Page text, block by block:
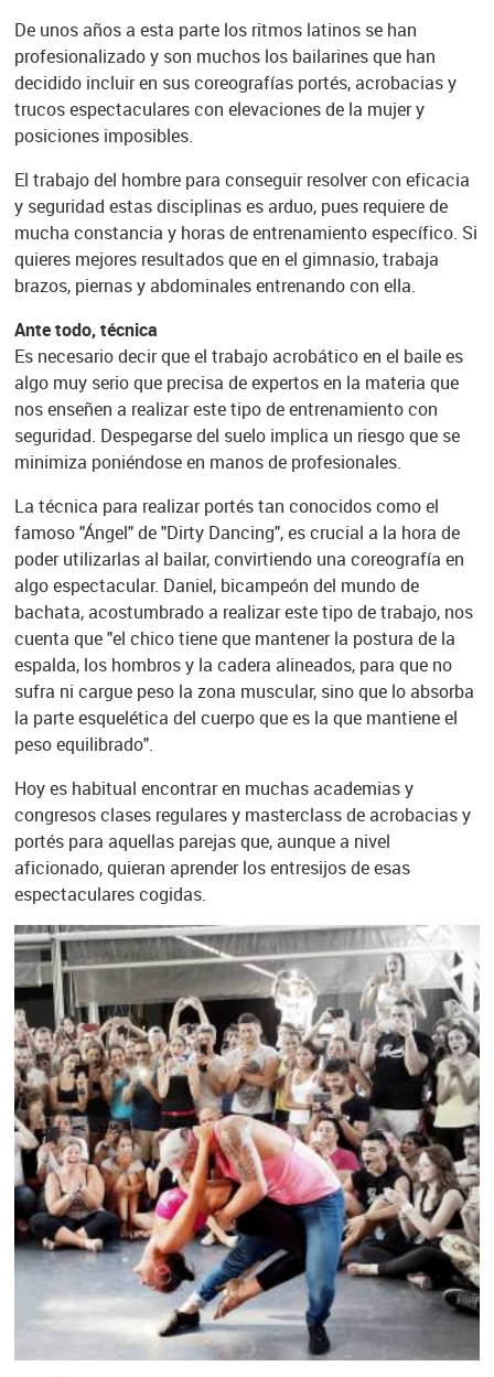
De unos años a esta parte los ritmos latinos se han
profesionalizado y son muchos los bailarines que han
decidido incluir en sus coreografías portés, acrobacias y
trucos espectaculares con elevaciones de la mujer y
posiciones imposibles.
El trabajo del hombre para conseguir resolver con eficacia
y seguridad estas disciplinas es arduo, pues requiere de
mucha constancia y horas de entrenamiento específico. Si
quieres mejores resultados que en el gimnasio, trabaja
brazos, piernas y abdominales entrenando con ella.
Ante todo, técnica
Es necesario decir que el trabajo acrobático en el baile es
algo muy serio que precisa de expertos en la materia que
nos enseñen a realizar este tipo de entrenamiento con
seguridad. Despegarse del suelo implica un riesgo que se
minimiza poniéndose en manos de profesionales.
La técnica para realizar portés tan conocidos como el
famoso "Ángel" de "Dirty Dancing", es crucial a la hora de
poder utilizarlas al bailar, convirtiendo una coreografía en
algo espectacular. Daniel, bicampeón del mundo de
bachata, acostumbrado a realizar este tipo de trabajo, nos
cuenta que "el chico tiene que mantener la postura de la
espalda, los hombros y la cadera alineados, para que no
sufra ni cargue peso la zona muscular, sino que lo absorba
la parte esquelética del cuerpo que es la que mantiene el
peso equilibrado".
Hoy es habitual encontrar en muchas academias y
congresos clases regulares y masterclass de acrobacias y
portés para aquellas parejas que, aunque a nivel
aficionado, quieran aprender los entresijos de esas
espectaculares cogidas.